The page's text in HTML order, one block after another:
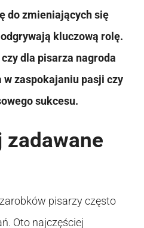
do zmieniających się
kluczową rolę.
dla pisarza nagroda
zaspokajaniu pasji czy
sukcesu.
zadawane
pisarzy często
Oto najczęściej